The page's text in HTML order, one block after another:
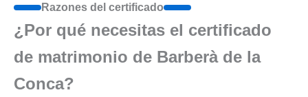
Razones del certificado
¿Por qué necesitas el certificado
de matrimonio de Barberà de la
Conca?